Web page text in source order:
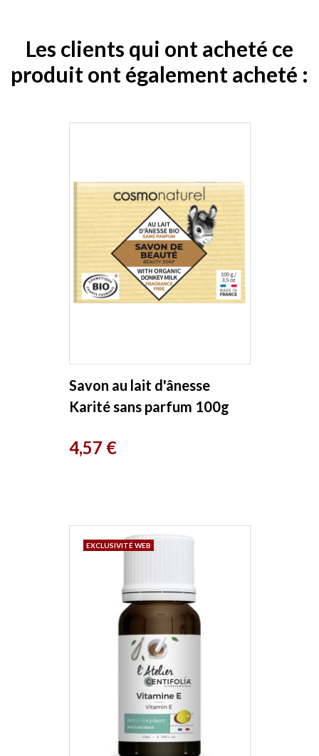
Les clients qui ont acheté ce
produit ont également acheté :
Savon au lait d'ânesse
Karité sans parfum 100g
Prix
4,57 €
EXCLUSIVITÉ WEB